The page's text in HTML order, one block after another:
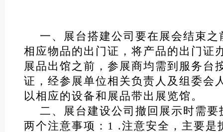
一、展台搭建公司要在展会结束之
相应物品的出门证，将产品的出门证
展品出馆之前，参展商均需到服务台
证，经参展单位相关负责人及组委会
以相应的设备和展品带出展览馆。
二、展台建设公司撤回展示时需要
两个注意事项：1 .注意安全，主要是